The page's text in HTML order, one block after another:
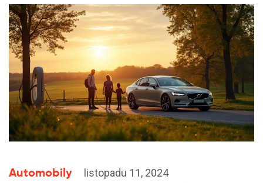
Automobily listopadu 11, 2024